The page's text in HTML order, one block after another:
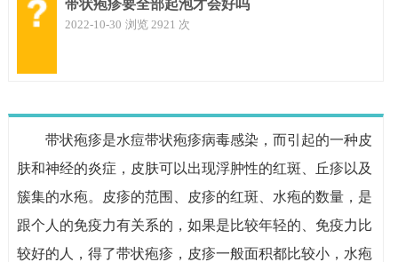
带状疱疹要全部起泡才会好吗
2022-10-30 浏览 2921 次
带状疱疹是水痘带状疱疹病毒感染，而引起的一种皮
肤和神经的炎症，皮肤可以出现浮肿性的红斑、丘疹以及
簇集的水疱。皮疹的范围、皮疹的红斑、水疱的数量，是
跟个人的免疫力有关系的，如果是比较年轻的、免疫力比
较好的人，得了带状疱疹，皮疹一般面积都比较小，水疱